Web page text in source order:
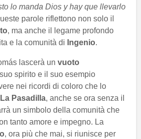
lo manda Dios y hay que llevarlo
parole riflettono non solo il
, ma anche il legame profondo
e la comunità di Ingenio.
lascerà un vuoto
spirito e il suo esempio
nei ricordi di coloro che lo
La Pasadilla, anche se ora senza il
un simbolo della comunità che
tanto amore e impegno. La
, ora più che mai, si riunisce per